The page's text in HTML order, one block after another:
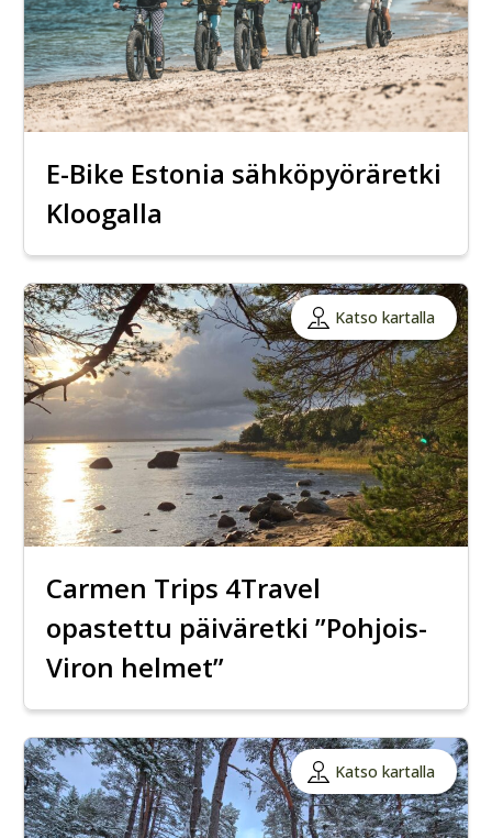
E-Bike Estonia sähköpyöräretki
Kloogalla
Katso kartalla
Carmen Trips 4Travel
opastettu päiväretki ”Pohjois-
Viron helmet”
Katso kartalla